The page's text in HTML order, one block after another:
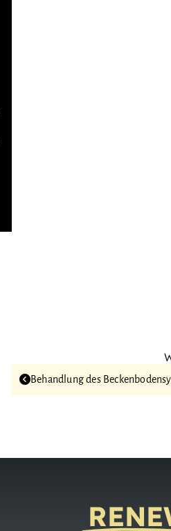
Behand­lung des